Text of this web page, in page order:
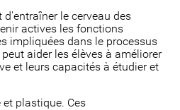
le cerveau des
actives les fonctions
impliquées dans le processus
aider les élèves à améliorer
et leurs capacités à étudier et
et plastique. Ces